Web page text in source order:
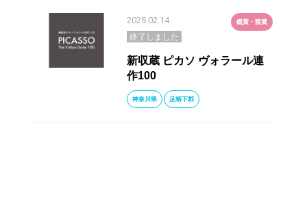
2025.02.14 鑑賞・観賞
終了しました
新収蔵 ピカソ ヴォラール連
作100
神奈川県 足柄下郡